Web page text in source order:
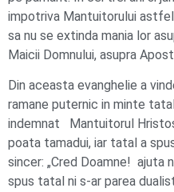
impotriva Mantuitorului
sa nu se extinda mania lor
Maicii Domnului, asupra
Din aceasta evanghelie a
ramane puternic in minte
indemnat Mantuitorul
poata tamadui, iar tatal a
sincer: „Cred Doamne! ajuta
spus tatal ni s-ar parea